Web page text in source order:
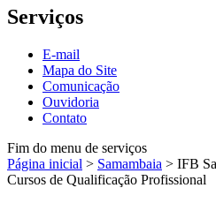
Serviços
E-mail
Mapa do Site
Comunicação
Ouvidoria
Contato
Fim do menu de serviços
Página inicial > Samambaia > IFB
Cursos de Qualificação Profissional